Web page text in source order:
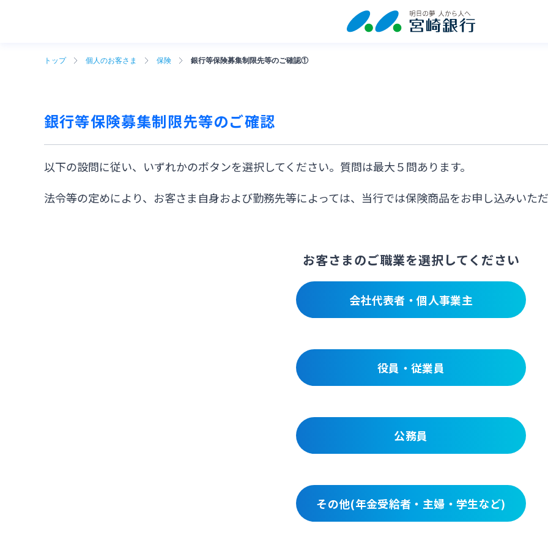
トップ 個人のお客さま 保険 銀行等保険募集制限先等のご確認①
銀行等保険募集制限先等のご確認
以下の設問に従い、いずれかのボタンを選択してください。質問は最大５問あります。
法令等の定めにより、お客さま自身および勤務先等によっては、当行では保険商品をお申し込みいただ
お客さまのご職業を選択してください
会社代表者・個人事業主
役員・従業員
公務員
その他(年金受給者・主婦・学生など)